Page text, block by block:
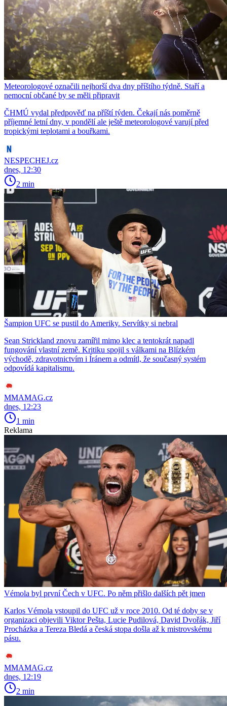
Meteorologové označili nejhorší dva dny příštího týdně. Staří a
nemocní občané by se měli připravit
ČHMÚ vydal předpověď na příští týden. Čekají nás poměrně
příjemné letní dny, v pondělí ale ještě meteorologové varují před
tropickými teplotami a bouřkami.
NESPECHEJ.cz
dnes, 12:30
2 min
Šampion UFC se pustil do Ameriky. Servítky si nebral
Sean Strickland znovu zamířil mimo klec a tentokrát napadl
fungování vlastní země. Kritiku spojil s válkami na Blízkém
východě, zdravotnictvím i Íránem a odmítl, že současný systém
odpovídá kapitalismu.
MMAMAG.cz
dnes, 12:23
1 min
Reklama
Vémola byl první Čech v UFC. Po něm přišlo dalších pět jmen
Karlos Vémola vstoupil do UFC už v roce 2010. Od té doby se v
organizaci objevili Viktor Pešta, Lucie Pudilová, David Dvořák, Jiří
Procházka a Tereza Bledá a česká stopa došla až k mistrovskému
pásu.
MMAMAG.cz
dnes, 12:19
2 min